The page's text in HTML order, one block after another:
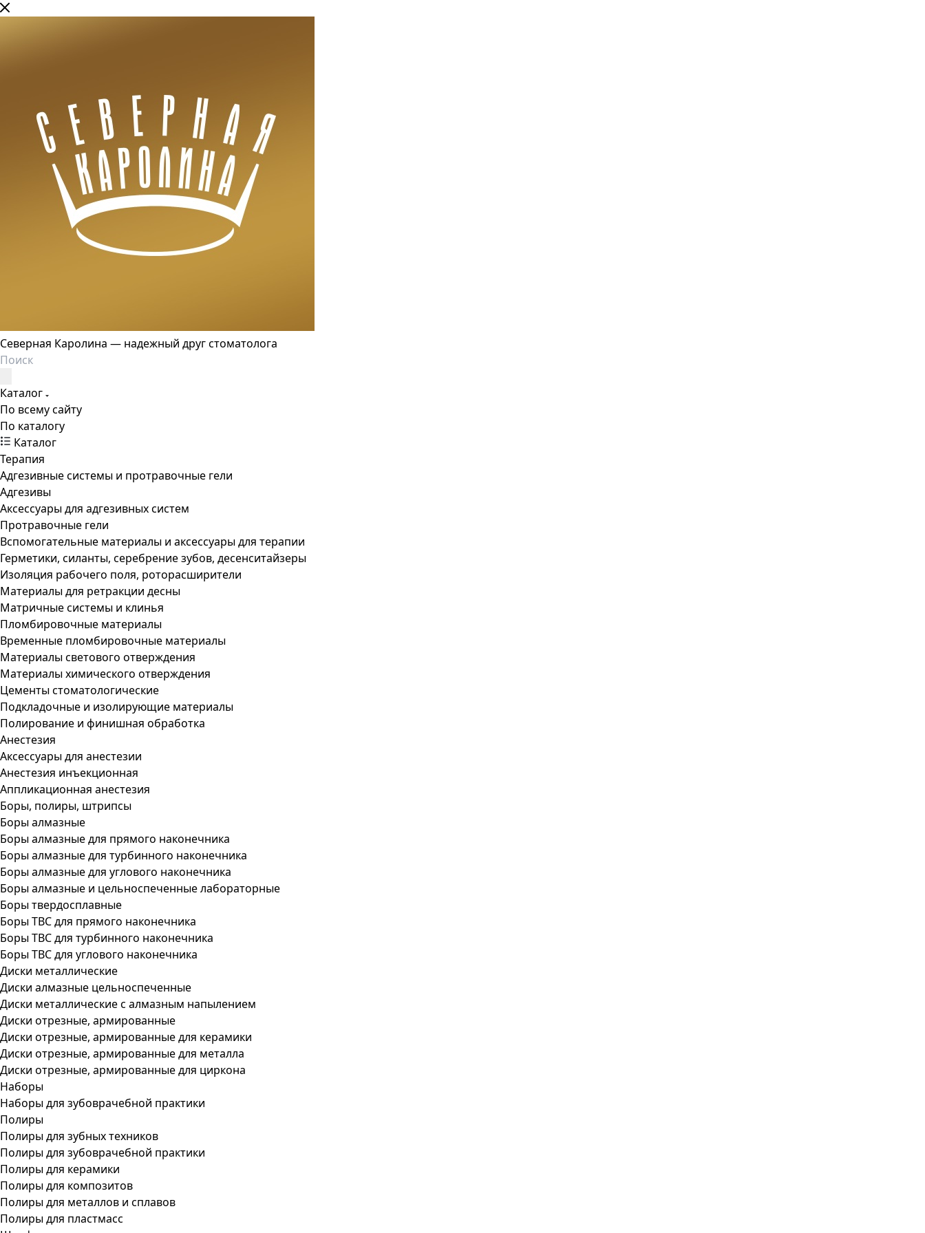
Северная Каролина — надежный друг стоматолога
Каталог
По всему сайту
По каталогу
Каталог
Терапия
Адгезивные системы и протравочные гели
Адгезивы
Аксессуары для адгезивных систем
Протравочные гели
Вспомогательные материалы и аксессуары для терапии
Герметики, силанты, серебрение зубов, десенситайзеры
Изоляция рабочего поля, роторасширители
Материалы для ретракции десны
Матричные системы и клинья
Пломбировочные материалы
Временные пломбировочные материалы
Материалы светового отверждения
Материалы химического отверждения
Цементы стоматологические
Подкладочные и изолирующие материалы
Полирование и финишная обработка
Анестезия
Аксессуары для анестезии
Анестезия инъекционная
Аппликационная анестезия
Боры, полиры, штрипсы
Боры алмазные
Боры алмазные для прямого наконечника
Боры алмазные для турбинного наконечника
Боры алмазные для углового наконечника
Боры алмазные и цельноспеченные лабораторные
Боры твердосплавные
Боры ТВС для прямого наконечника
Боры ТВС для турбинного наконечника
Боры ТВС для углового наконечника
Диски металлические
Диски алмазные цельноспеченные
Диски металлические с алмазным напылением
Диски отрезные, армированные
Диски отрезные, армированные для керамики
Диски отрезные, армированные для металла
Диски отрезные, армированные для циркона
Наборы
Наборы для зубоврачебной практики
Полиры
Полиры для зубных техников
Полиры для зубоврачебной практики
Полиры для керамики
Полиры для композитов
Полиры для металлов и сплавов
Полиры для пластмасс